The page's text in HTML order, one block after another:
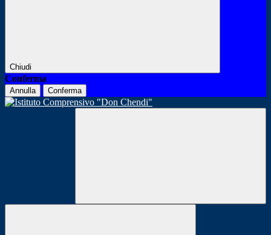
Chiudi
Conferma
Annulla Conferma